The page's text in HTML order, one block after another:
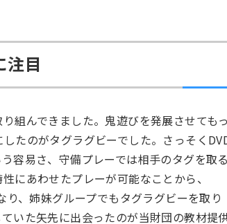
目
組んできました。鬼遊びを発展させても
たのがタグラグビーでした。さっそく
容易さ、守備プレーでは相手のタグを取
にあわせたプレーが可能なことから、
、姉妹グループでもタグラグビーを取り
いた矢先に出会ったのが当財団の教材提